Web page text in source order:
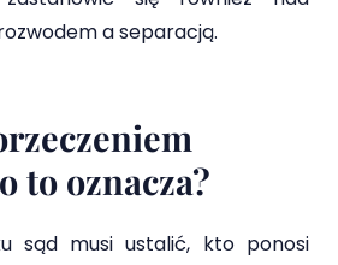
a separacją.
to oznacza?
sąd musi ustalić, kto ponosi